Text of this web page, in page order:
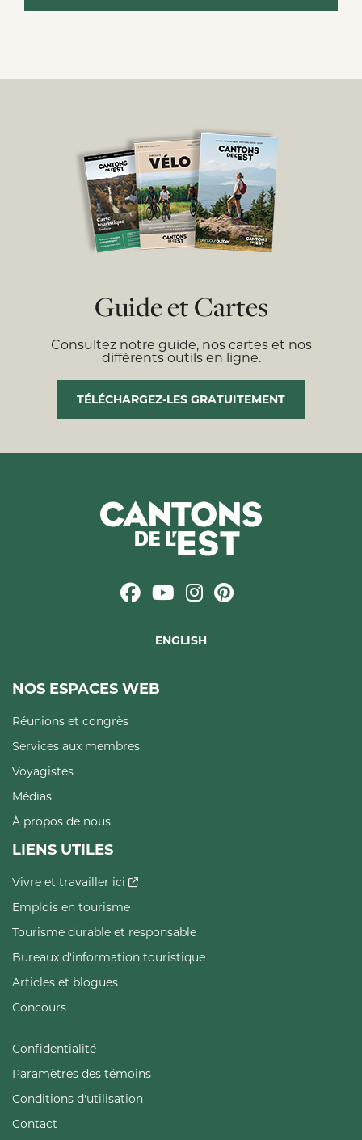
Guide et Cartes
Consultez notre guide, nos cartes et nos
différents outils en ligne.
TÉLÉCHARGEZ-LES GRATUITEMENT
ENGLISH
NOS ESPACES WEB
Réunions et congrès
Services aux membres
Voyagistes
Médias
À propos de nous
LIENS UTILES
Vivre et travailler ici
Emplois en tourisme
Tourisme durable et responsable
Bureaux d'information touristique
Articles et blogues
Concours
Confidentialité
Paramètres des témoins
Conditions d'utilisation
Contact